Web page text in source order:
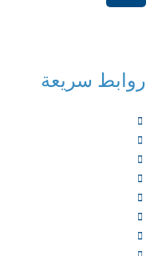
روابط سريعة